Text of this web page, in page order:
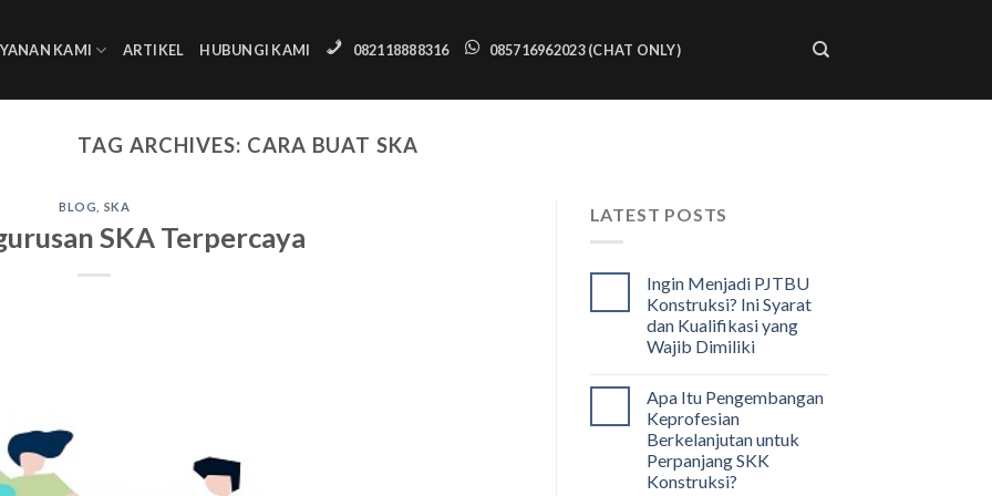
KAMI ARTIKEL HUBUNGI KAMI 082118888316 085716962023 (CHAT ONLY)
TAG ARCHIVES: CARA BUAT SKA
BLOG SKA
SKA Terpercaya
LATEST POSTS
Ingin Menjadi PJTBU
Konstruksi? Ini Syarat
dan Kualifikasi yang
Wajib Dimiliki
Apa Itu Pengembangan
Keprofesian
Berkelanjutan untuk
Perpanjang SKK
Konstruksi?